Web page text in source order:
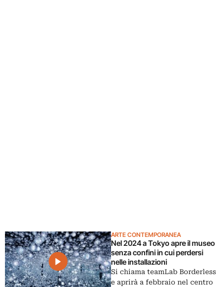
ARTE CONTEMPORANEA
Nel 2024 a Tokyo apre il museo
senza confini in cui perdersi
nelle installazioni
Si chiama teamLab Borderless
e aprirà a febbraio nel centro